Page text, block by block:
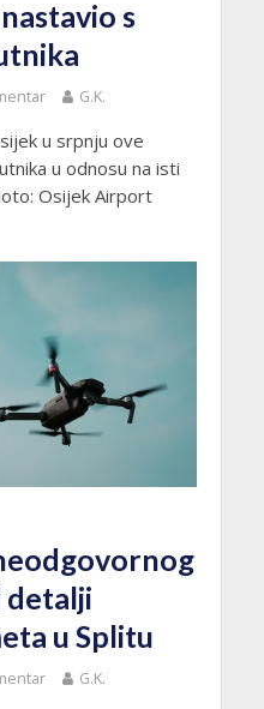
s
G.K.
u srpnju ove
u odnosu na isti
Osijek Airport
detalji
u Splitu
G.K.